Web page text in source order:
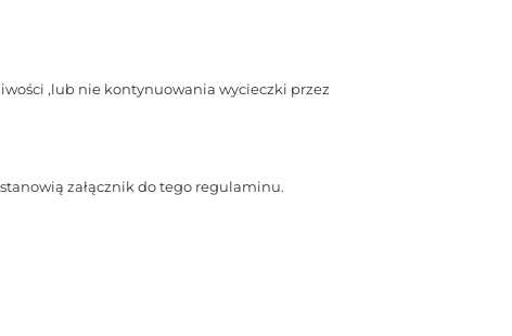
,lub nie kontynuowania wycieczki przez
załącznik do tego regulaminu.